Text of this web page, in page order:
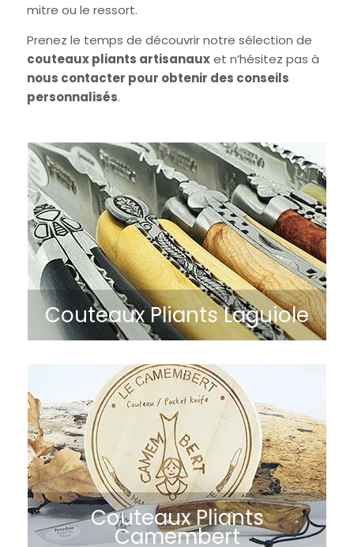
mitre ou le ressort.
Prenez le temps de découvrir notre sélection de
couteaux pliants artisanauxet n’hésitez pas à
nous contacter pour obtenir des conseils
personnalisés.
Couteaux Pliants Laguiole
Couteaux Pliants
Camembert